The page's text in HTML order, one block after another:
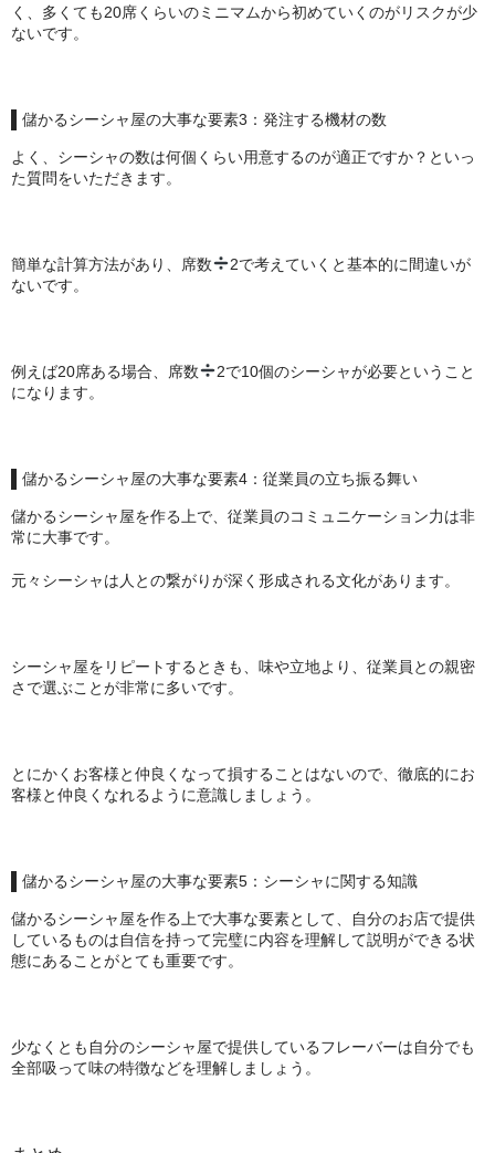
く、多くても20席くらいのミニマムから初めていくのがリスクが少
ないです。
儲かるシーシャ屋の大事な要素3：発注する機材の数
よく、シーシャの数は何個くらい用意するのが適正ですか？といっ
た質問をいただきます。
簡単な計算方法があり、席数
2で考えていくと基本的に間違いが
ないです。
例えば20席ある場合、席数
2で10個のシーシャが必要ということ
になります。
儲かるシーシャ屋の大事な要素4：従業員の立ち振る舞い
儲かるシーシャ屋を作る上で、従業員のコミュニケーション力は非
常に大事です。
元々シーシャは人との繋がりが深く形成される文化があります。
シーシャ屋をリピートするときも、味や立地より、従業員との親密
さで選ぶことが非常に多いです。
とにかくお客様と仲良くなって損することはないので、徹底的にお
客様と仲良くなれるように意識しましょう。
儲かるシーシャ屋の大事な要素5：シーシャに関する知識
儲かるシーシャ屋を作る上で大事な要素として、自分のお店で提供
しているものは自信を持って完璧に内容を理解して説明ができる状
態にあることがとても重要です。
少なくとも自分のシーシャ屋で提供しているフレーバーは自分でも
全部吸って味の特徴などを理解しましょう。